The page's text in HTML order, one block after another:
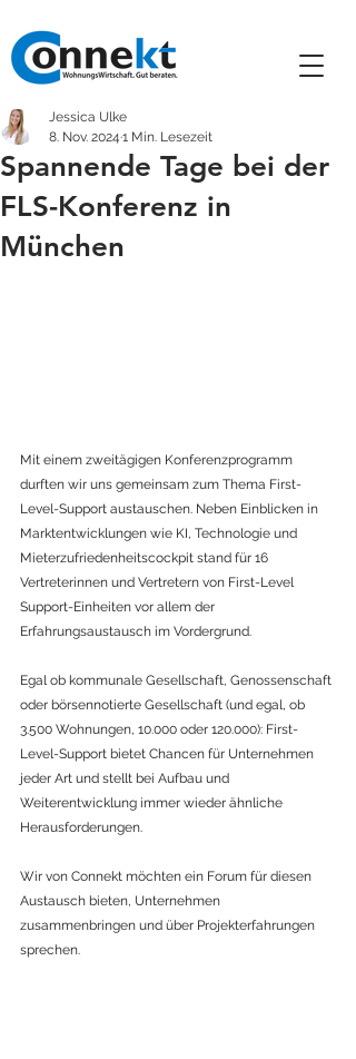
Spannende Tage bei der
FLS-Konferenz in
München
Jessica Ulke
8. Nov. 2024 1 Min. Lesezeit
Mit einem zweitägigen Konferenzprogramm
durften wir uns gemeinsam zum Thema First-
Level-Support austauschen. Neben Einblicken in
Marktentwicklungen wie KI, Technologie und
Mieterzufriedenheitscockpit stand für 16
Vertreterinnen und Vertretern von First-Level
Support-Einheiten vor allem der
Erfahrungsaustausch im Vordergrund.
Egal ob kommunale Gesellschaft, Genossenschaft
oder börsennotierte Gesellschaft (und egal, ob
3.500 Wohnungen, 10.000 oder 120.000): First-
Level-Support bietet Chancen für Unternehmen
jeder Art und stellt bei Aufbau und
Weiterentwicklung immer wieder ähnliche
Herausforderungen.
Wir von Connekt möchten ein Forum für diesen
Austausch bieten, Unternehmen
zusammenbringen und über Projekterfahrungen
sprechen.